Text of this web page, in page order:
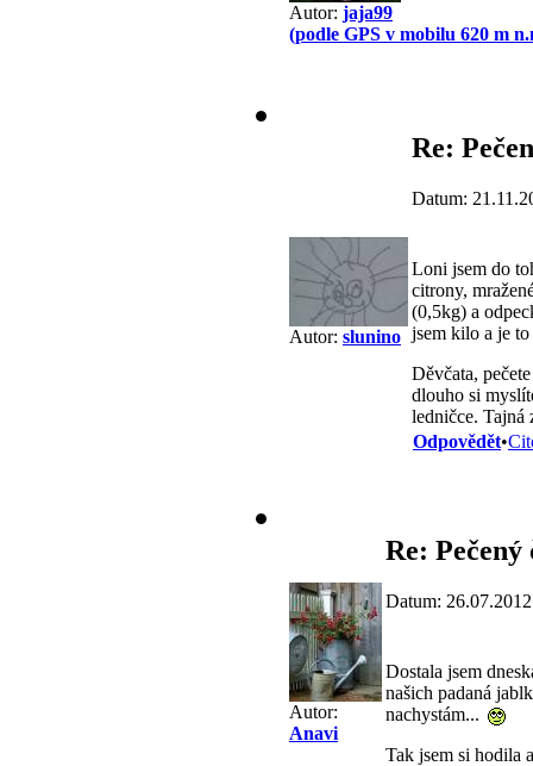
Autor: jaja99
(podle GPS v mobilu 620 m
Autor: slunino
Re:
Datum:
Loni jsem do
citrony,
(0,5kg) a
jsem kilo a je
Děvčata,
dlouho si
ledničce. Tajná
Odpovědět•
Autor:
Anavi
Re: Pečený
Datum:
Dostala jsem
našich padaná
nachystám...
Tak jsem si hodila